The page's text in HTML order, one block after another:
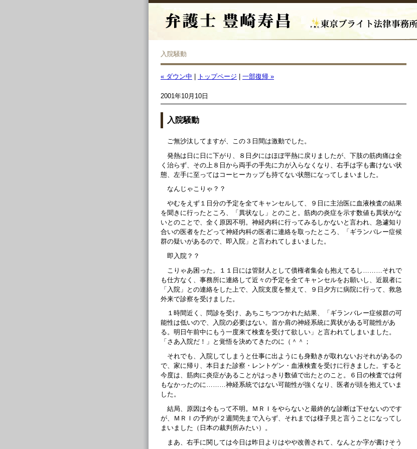
入院騒動
« ダウン中 トップページ 一部復帰 »
2001年10月10日
入院騒動
ご無沙汰してますが、この３日間は激動でした。
発熱は日に日に下がり、８日夕にはほぼ平熱に戻りましたが、下肢の筋肉痛は全
く治らず、その上８日から両手の手先に力が入らなくなり、右手は字も書けない状
態、左手に至ってはコーヒーカップも持てない状態になってしまいました。
なんじゃこりゃ？？
やむをえず１日分の予定を全てキャンセルして、９日に主治医に血液検査の結果
を聞きに行ったところ、「異状なし」とのこと。筋肉の炎症を示す数値も異状がな
いとのことで、全く原因不明。神経内科に行ってみるしかないと言われ、急遽知り
合いの医者をたどって神経内科の医者に連絡を取ったところ、「ギランバレー症候
群の疑いがあるので、即入院」と言われてしまいました。
即入院？？
こりゃあ困った。１１日には管財人として債権者集会も抱えてるし………それで
も仕方なく、事務所に連絡して近々の予定を全てキャンセルをお願いし、近親者に
「入院」との連絡をした上で、入院支度を整えて、９日夕方に病院に行って、救急
外来で診察を受けました。
１時間近く、問診を受け、あちこちつつかれた結果、「ギランバレー症候群の可
能性は低いので、入院の必要はない。首か肩の神経系統に異状がある可能性があ
る。明日午前中にもう一度来て検査を受けて欲しい」と言われてしまいました。
「さあ入院だ！」と覚悟を決めてきたのに（＾＾；
それでも、入院してしまうと仕事に出ようにも身動きが取れないおそれがあるの
で、家に帰り、本日また診察・レントゲン・血液検査を受けに行きました。すると
今度は、筋肉に炎症があることがはっきり数値で出たとのこと。６日の検査では何
もなかったのに………神経系統ではない可能性が強くなり、医者が頭を抱えていま
した。
結局、原因は今もって不明。ＭＲＩをやらないと最終的な診断は下せないのです
が、ＭＲＩの予約が２週間先まで入らず、それまでは様子見と言うことになってし
まいました（日本の裁判所みたい）。
まあ、右手に関しては今日は昨日よりはやや改善されて、なんとか字が書けそう